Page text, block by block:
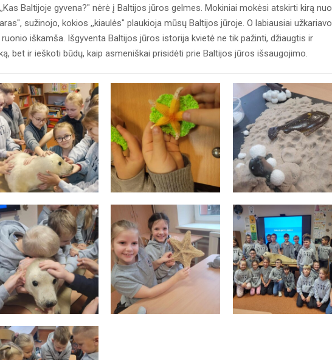
Baltijoje gyvena?" nėrė į Baltijos jūros gelmes. Mokiniai mokėsi atskirti kirą nuo
sužinojo, kokios ,,kiaulės" plaukioja mūsų Baltijos jūroje. O labiausiai užkariavo
iškamša. Išgyventa Baltijos jūros istorija kvietė ne tik pažinti, džiaugtis ir
bet ir ieškoti būdų, kaip asmeniškai prisidėti prie Baltijos jūros išsaugojimo.